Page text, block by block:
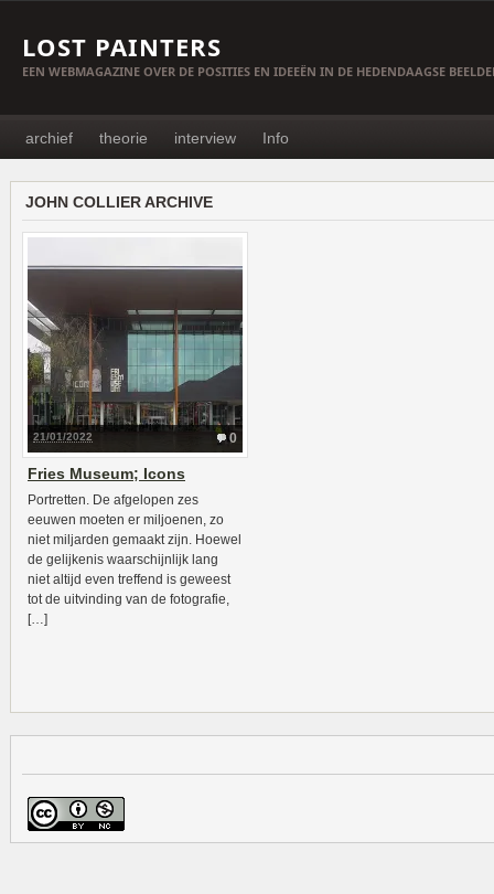
LOST PAINTERS
EEN WEBMAGAZINE OVER DE POSITIES EN IDEEËN IN DE HEDENDAAGSE
archief theorie interview Info
JOHN COLLIER ARCHIVE
0
21/01/2022
Fries Museum; Icons
Portretten. De afgelopen zes
eeuwen moeten er miljoenen, zo
niet miljarden gemaakt zijn. Hoewel
de gelijkenis waarschijnlijk lang
niet altijd even treffend is geweest
tot de uitvinding van de fotografie,
[…]